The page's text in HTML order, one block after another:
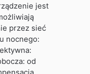
jest
przez sieć
nocnego:
od